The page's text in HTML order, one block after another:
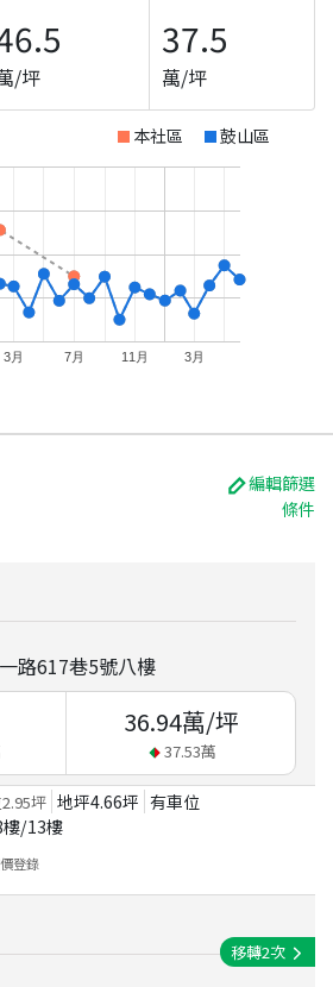
/坪
37.5
萬/坪
本社區 鼓山區
3月 7月 11月 3月
編輯篩選
條件
路617巷5號八樓
36.94萬/坪
37.53萬
2.95坪 地坪4.66坪 有車位
樓/13樓
登錄
移轉2次